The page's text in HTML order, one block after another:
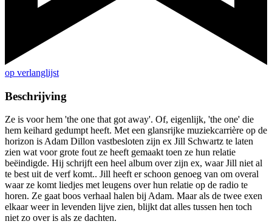
op verlanglijst
Beschrijving
Ze is voor hem 'the one that got away'. Of, eigenlijk, 'the one' die
hem keihard gedumpt heeft. Met een glansrijke muziekcarrière op de
horizon is Adam Dillon vastbesloten zijn ex Jill Schwartz te laten
zien wat voor grote fout ze heeft gemaakt toen ze hun relatie
beëindigde. Hij schrijft een heel album over zijn ex, waar Jill niet al
te best uit de verf komt.. Jill heeft er schoon genoeg van om overal
waar ze komt liedjes met leugens over hun relatie op de radio te
horen. Ze gaat boos verhaal halen bij Adam. Maar als de twee exen
elkaar weer in levenden lijve zien, blijkt dat alles tussen hen toch
niet zo over is als ze dachten.